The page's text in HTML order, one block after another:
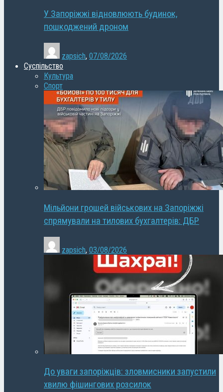
У Запоріжжі відновлюють будинок,
пошкоджений дроном
zapsich, 07/08/2026
Суспільство
Культура
Спорт
Мільйони грошей військових на Запоріжжі
спрямували на тилових бухгалтерів: ДБР
zapsich, 03/08/2026
До уваги запоріжців: зловмисники запустили
хвилю фішингових розсилок